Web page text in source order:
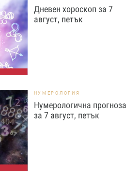
Дневен хороскоп за 7
август, петък
НУМЕРОЛОГИЯ
Нумерологична прогноза
за 7 август, петък